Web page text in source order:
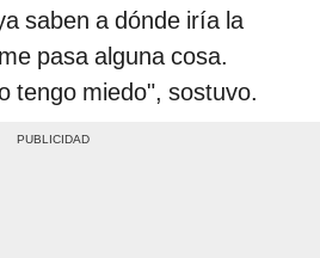
saben a dónde iría la
pasa alguna cosa.
tengo miedo", sostuvo.